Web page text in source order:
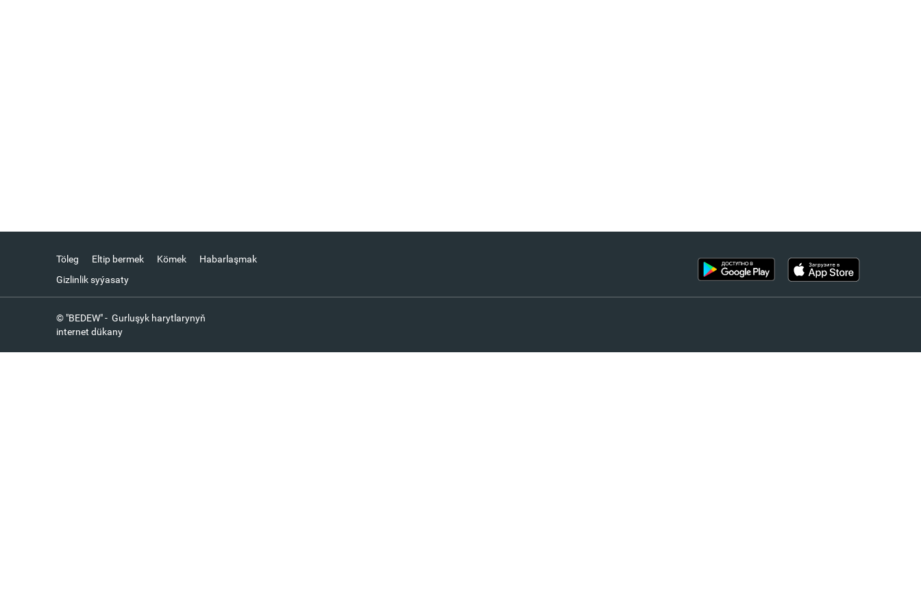
Töleg Eltip bermek Kömek
Habarlaşmak
Gizlinlik syýasaty
© "BEDEW" - Gurluşyk harytlarynyň
internet dükany